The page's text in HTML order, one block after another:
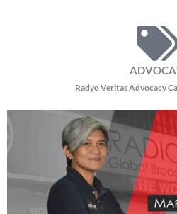
Radyo Veritas Advocacy